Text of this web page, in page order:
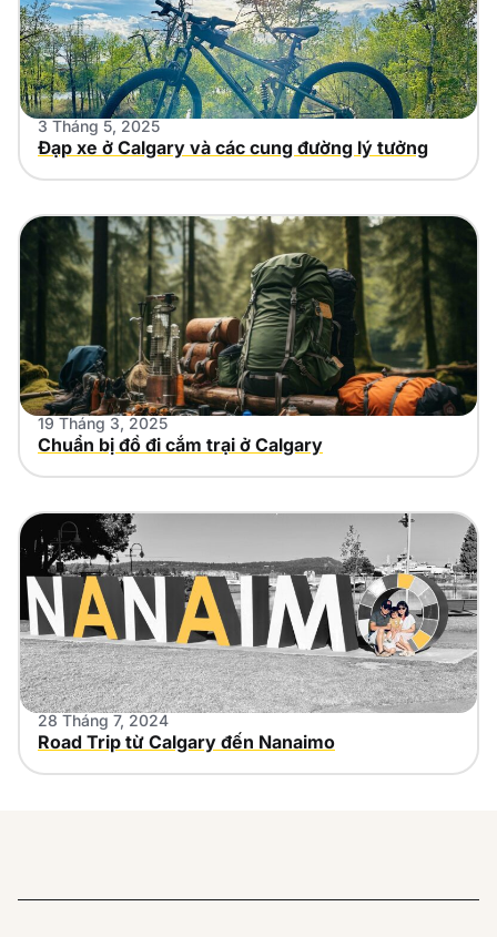
3 Tháng 5, 2025
Đạp xe ở Calgary và các cung đường lý tưởng
19 Tháng 3, 2025
Chuẩn bị đồ đi cắm trại ở Calgary
28 Tháng 7, 2024
Road Trip từ Calgary đến Nanaimo